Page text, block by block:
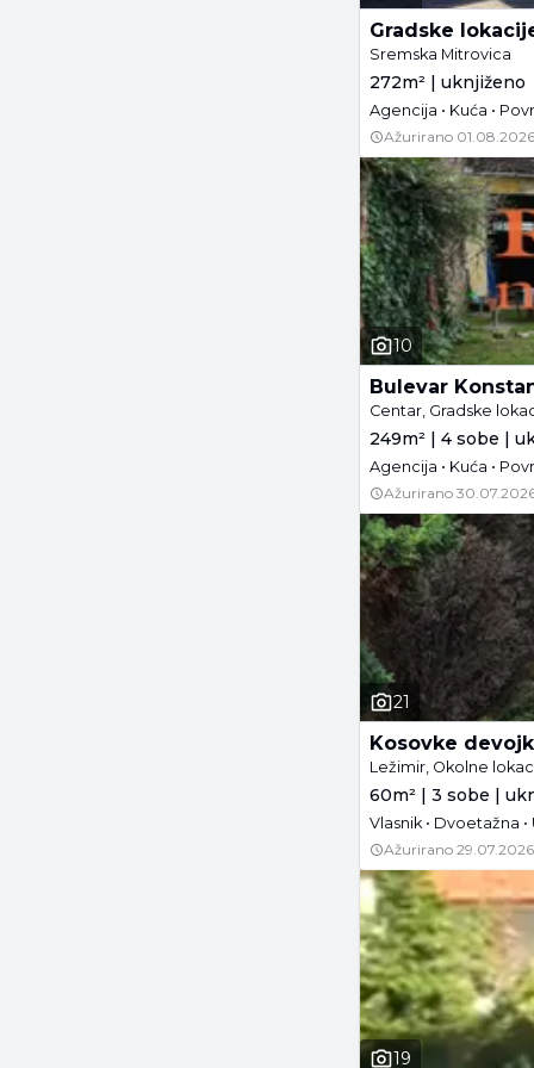
Gradske
Sremska Mitrovica
272m² | uknjiženo
Ažurirano
10
Bulevar
Centar, Gradske
249m² | 4 sobe |
Agencija • Kuća •
Ažurirano
21
Kosovke
Ležimir, Okolne
60m² | 3 sobe |
Ažurirano
19